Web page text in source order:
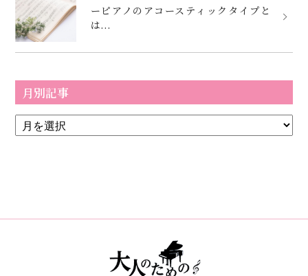
ーピアノのアコースティックタイプと
は...
月別記事